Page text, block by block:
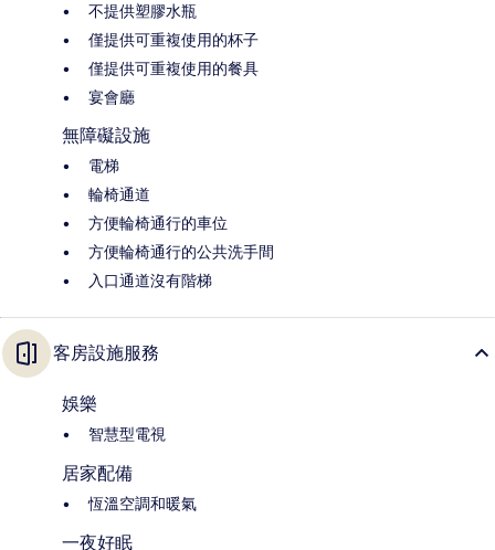
不提供塑膠水瓶
僅提供可重複使用的杯子
僅提供可重複使用的餐具
宴會廳
無障礙設施
電梯
輪椅通道
方便輪椅通行的車位
方便輪椅通行的公共洗手間
入口通道沒有階梯
客房設施服務
娛樂
智慧型電視
居家配備
恆溫空調和暖氣
一夜好眠